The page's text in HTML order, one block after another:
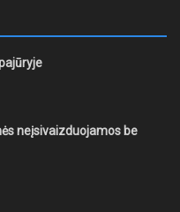
neįsivaizduojamos be